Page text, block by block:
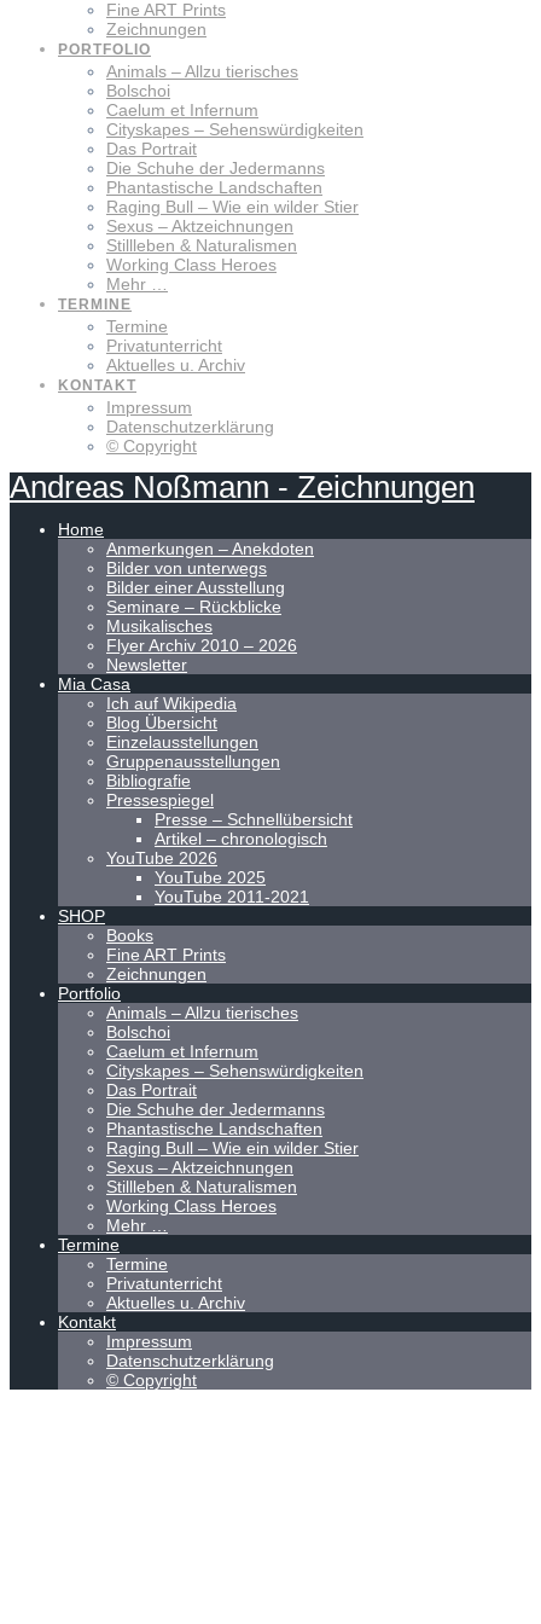
Fine ART Prints
Zeichnungen
PORTFOLIO
Animals – Allzu tierisches
Bolschoi
Caelum et Infernum
Cityskapes – Sehenswürdigkeiten
Das Portrait
Die Schuhe der Jedermanns
Phantastische Landschaften
Raging Bull – Wie ein wilder Stier
Sexus – Aktzeichnungen
Stillleben & Naturalismen
Working Class Heroes
Mehr …
TERMINE
Termine
Privatunterricht
Aktuelles u. Archiv
KONTAKT
Impressum
Datenschutzerklärung
© Copyright
Andreas Noßmann - Zeichnungen
Home
Anmerkungen – Anekdoten
Bilder von unterwegs
Bilder einer Ausstellung
Seminare – Rückblicke
Musikalisches
Flyer Archiv 2010 – 2026
Newsletter
Mia Casa
Ich auf Wikipedia
Blog Übersicht
Einzelausstellungen
Gruppenausstellungen
Bibliografie
Pressespiegel
Presse – Schnellübersicht
Artikel – chronologisch
YouTube 2026
YouTube 2025
YouTube 2011-2021
SHOP
Books
Fine ART Prints
Zeichnungen
Portfolio
Animals – Allzu tierisches
Bolschoi
Caelum et Infernum
Cityskapes – Sehenswürdigkeiten
Das Portrait
Die Schuhe der Jedermanns
Phantastische Landschaften
Raging Bull – Wie ein wilder Stier
Sexus – Aktzeichnungen
Stillleben & Naturalismen
Working Class Heroes
Mehr …
Termine
Termine
Privatunterricht
Aktuelles u. Archiv
Kontakt
Impressum
Datenschutzerklärung
© Copyright